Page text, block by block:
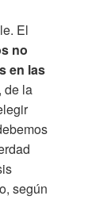
El
no
en las
de la
según